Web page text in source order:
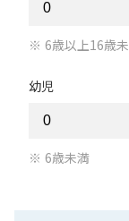
6歳以上16歳
幼児
6歳未満